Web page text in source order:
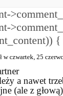
{
w czwartek, 25
a nawet
(ale z